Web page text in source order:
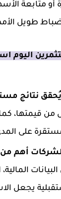
أو متابعة
طويل
اليوم
يُحقق نتائج
من قيمتها،
على
أهم
المالية،
يجعل